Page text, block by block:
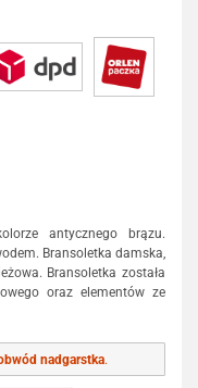
antycznego brązu.
Bransoletka damska,
Bransoletka została
oraz elementów ze
nadgarstka.